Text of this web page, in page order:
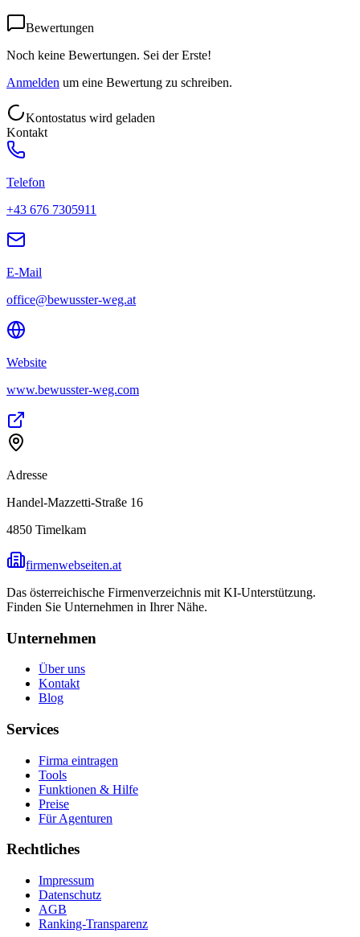
Bewertungen
Noch keine Bewertungen. Sei der Erste!
Anmelden um eine Bewertung zu schreiben.
Kontostatus wird geladen
Kontakt
Telefon
+43 676 7305911
E-Mail
office@bewusster-weg.at
Website
www.bewusster-weg.com
Adresse
Handel-Mazzetti-Straße 16
4850 Timelkam
firmenwebseiten.at
Das österreichische Firmenverzeichnis mit KI-Unterstützung.
Finden Sie Unternehmen in Ihrer Nähe.
Unternehmen
Über uns
Kontakt
Blog
Services
Firma eintragen
Tools
Funktionen & Hilfe
Preise
Für Agenturen
Rechtliches
Impressum
Datenschutz
AGB
Ranking-Transparenz